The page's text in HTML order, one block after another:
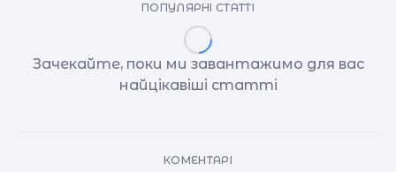
ПОПУЛЯРНІ СТАТТІ
Зачекайте, поки ми завантажимо для вас
найцікавіші статті
КОМЕНТАРІ